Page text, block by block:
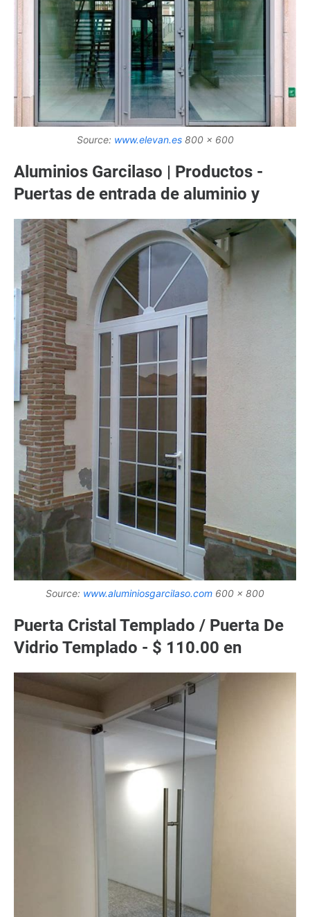
Source: www.elevan.es800 x 600
Aluminios Garcilaso | Productos -
Puertas de entrada de aluminio y
Source: www.aluminiosgarcilaso.com 600 x 800
Puerta Cristal Templado / Puerta De
Vidrio Templado - $ 110.00 en